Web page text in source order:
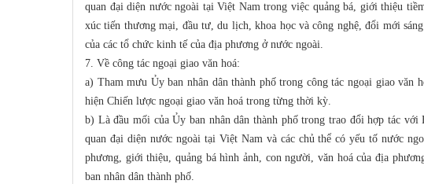
quan đại diện nước ngoài tại Việt Nam trong việc quảng bá, giới thiệu
xúc tiến thương mại, đầu tư, du lịch, khoa học và công nghệ, đổi mới
của các tổ chức kinh tế của địa phương ở nước ngoài.
7. Về công tác ngoại giao văn hoá:
a) Tham mưu Ủy ban nhân dân thành phố trong công tác ngoại giao
hiện Chiến lược ngoại giao văn hoá trong từng thời kỳ.
b) Là đầu mối của Ủy ban nhân dân thành phố trong trao đổi hợp tác
quan đại diện nước ngoài tại Việt Nam và các chủ thể có yếu tố nước
phương, giới thiệu, quảng bá hình ảnh, con người, văn hoá của địa
ban nhân dân thành phố.